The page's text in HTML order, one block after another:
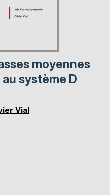
moyennes
système D
Vial